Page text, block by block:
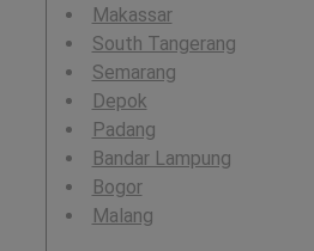
Makassar
South Tangerang
Semarang
Depok
Padang
Bandar Lampung
Bogor
Malang